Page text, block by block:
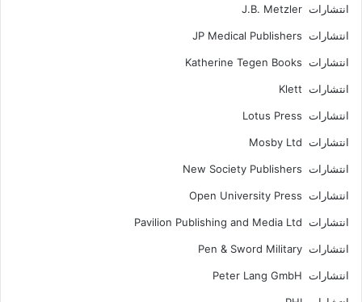
انتشارات J.B. Metzler
انتشارات JP Medical Publishers
انتشارات Katherine Tegen Books
انتشارات Klett
انتشارات Lotus Press
انتشارات Mosby Ltd
انتشارات New Society Publishers
انتشارات Open University Press
انتشارات Pavilion Publishing and Media Ltd
انتشارات Pen & Sword Military
انتشارات Peter Lang GmbH